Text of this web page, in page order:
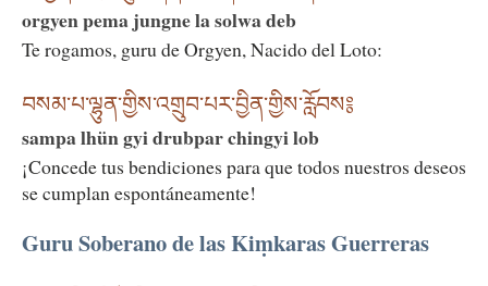
orgyen pema jungne la solwa deb
Te rogamos, guru de Orgyen, Nacido del Loto:
བསམ་པ་ལྷུན་གྱིས་འགྲུབ་པར་བྱིན་གྱིས་རློབས༔
sampa lhün gyi drubpar chingyi lob
¡Concede tus bendiciones para que todos nuestros deseos
se cumplan espontáneamente!
Guru Soberano de las Kiṃkaras Guerreras